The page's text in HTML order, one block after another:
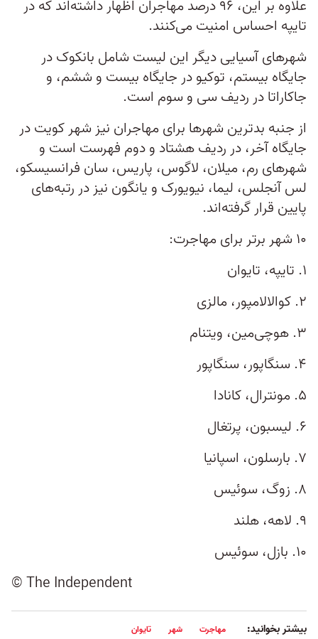
علاوه بر این، ۹۶ درصد مهاجران اظهار داشته‌اند که در
تایپه احساس امنیت می‌کنند.
شهرهای آسیایی دیگر این لیست شامل بانکوک در
جایگاه بیستم، توکیو در جایگاه بیست و ششم، و
جاکاراتا در ردیف سی و سوم است.
از جنبه بدترین شهرها برای مهاجران نیز شهر کویت در
جایگاه آخر، در ردیف هشتاد و دوم فهرست است و
شهرهای رم، میلان، لاگوس، پاریس، سان‌ فرانسیسکو،
لس آنجلس، لیما، نیویورک و یانگون نیز در رتبه‌های
پایین قرار گرفته‌اند.
۱۰ شهر برتر برای مهاجرت:
۱. تایپه، تایوان
۲. کوالالامپور، مالزی
۳. هوچی‌مین، ویتنام
۴. سنگاپور، سنگاپور
۵. مونترال، کانادا
۶. لیسبون، پرتغال
۷. بارسلون، اسپانیا
۸. زوگ، سوئیس
۹. لاهه، هلند
۱۰. بازل، سوئیس
© The Independent
بیشتر بخوانید: مهاجرت شهر تایوان